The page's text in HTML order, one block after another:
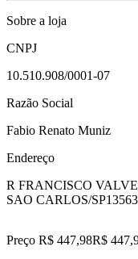
Sobre a loja
CNPJ
10.510.908/0001-07
Razão Social
Fabio Renato Muniz
Endereço
R FRANCISCO
SAO CARLOS/SP
Preço R$ 447,98R$ 447,